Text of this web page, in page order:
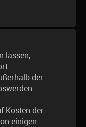
lassen,
der
Kosten der
einigen